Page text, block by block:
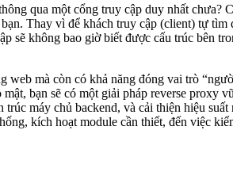
qua một cổng truy cập duy nhất chưa?
Thay vì để khách truy cập (client) tự
sẽ không bao giờ biết được cấu trúc bên
mà còn có khả năng đóng vai trò
bạn sẽ có một giải pháp reverse proxy
máy chủ backend, và cải thiện hiệu
kích hoạt module cần thiết, đến việc